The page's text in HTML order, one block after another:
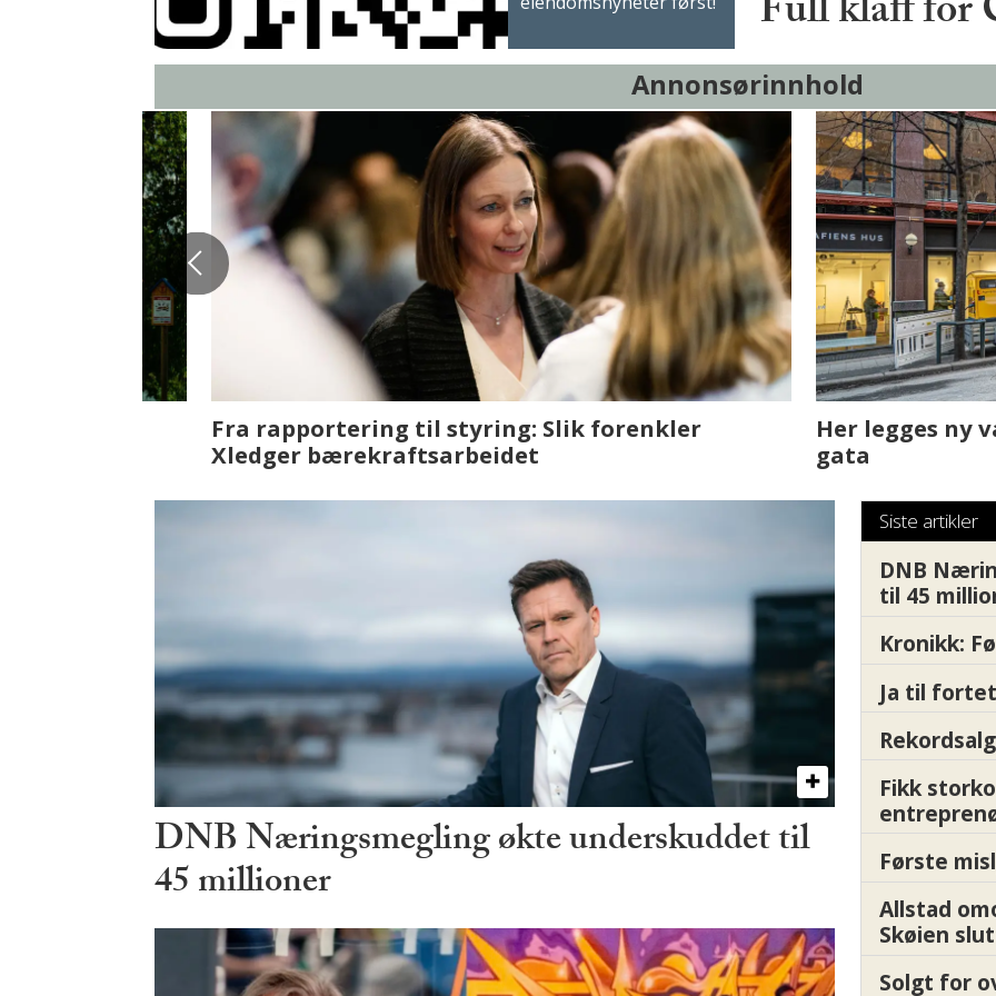
Full klaff for
Annonsørinnhold
Fenistra endrer eiendomsbransjen med AI. Slik
ser vi på fremtiden
Det er i Drammen
DNB Næringsmegling økte underskuddet til
45 millioner
Siste artikler
DNB
til 45
Kronikk:
Ja til
Fikk
Første
Allstad
Skøien
Solgt for